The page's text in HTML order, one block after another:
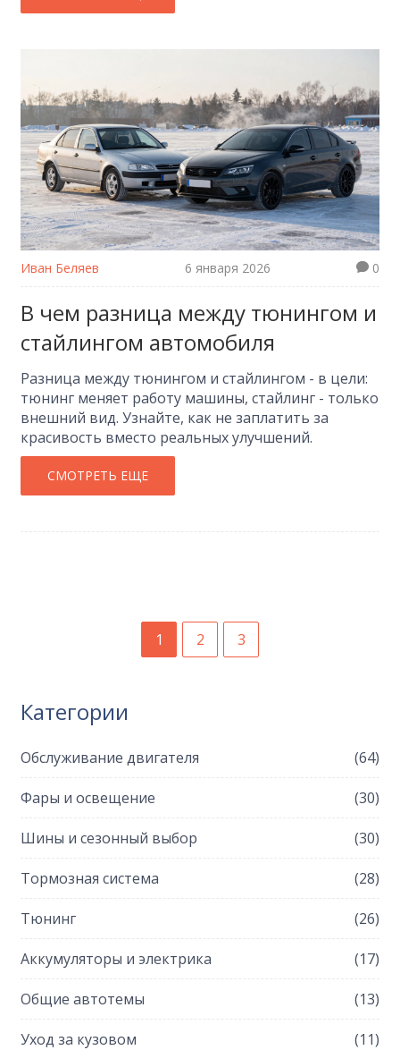
Иван Беляев 6 января 2026 0
В чем разница между тюнингом и
стайлингом автомобиля
Разница между тюнингом и стайлингом - в цели:
тюнинг меняет работу машины, стайлинг - только
внешний вид. Узнайте, как не заплатить за
красивость вместо реальных улучшений.
СМОТРЕТЬ ЕЩЕ
1 2 3
Категории
Обслуживание двигателя (64)
Фары и освещение (30)
Шины и сезонный выбор (30)
Тормозная система (28)
Тюнинг (26)
Аккумуляторы и электрика (17)
Общие автотемы (13)
Уход за кузовом (11)